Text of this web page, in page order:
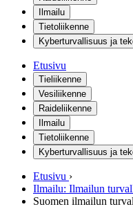
Ilmailu
Tietoliikenne
Kyberturvallisuus ja
Etusivu
Tieliikenne
Vesiliikenne
Raideliikenne
Ilmailu
Tietoliikenne
Kyberturvallisuus ja
Etusivu ›
Ilmailu: Ilmailun
Suomen ilmailun